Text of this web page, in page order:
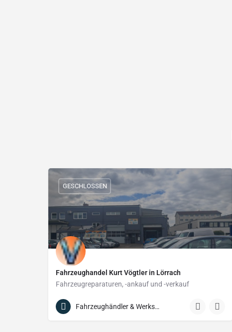
Fahrzeughandel Kurt Vögtler in Lörrach
Fahrzeugreparaturen, -ankauf und -verkauf
+49 171 620 57 16
GESCHLOSSEN
Fahrzeughändler & Werkstätten